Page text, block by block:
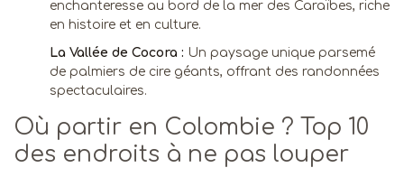
enchanteresse au bord de la mer des Caraïbes, riche
en histoire et en culture.
La Vallée de Cocora : Un paysage unique parsemé
de palmiers de cire géants, offrant des randonnées
spectaculaires.
Où partir en Colombie ? Top 10
des endroits à ne pas louper